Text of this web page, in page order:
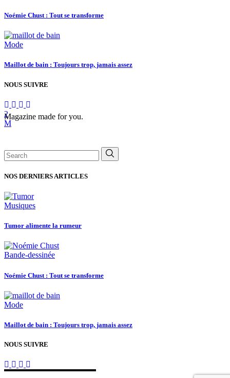
Noémie Chust : Tout se transforme
Mode
Maillot de bain : Toujours trop, jamais assez
NOUS SUIVRE
Magazine made for you.
Search
for:
NOS DERNIERS ARTICLES
Musiques
Tumor alimente la rumeur
Bande-dessinée
Noémie Chust : Tout se transforme
Mode
Maillot de bain : Toujours trop, jamais assez
NOUS SUIVRE